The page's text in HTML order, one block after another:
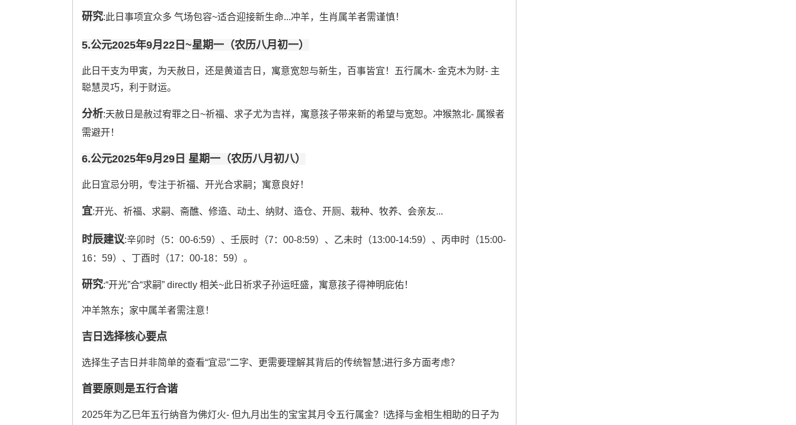
研究:此日事项宜众多 气场包容~适合迎接新生命...冲羊，生肖属羊者需谨慎！
5.公元2025年9月22日~星期一（农历八月初一）
此日干支为甲寅，为天赦日，还是黄道吉日，寓意宽恕与新生，百事皆宜！五行属木- 金克木为财- 主
聪慧灵巧，利于财运。
分析:天赦日是赦过宥罪之日~祈福、求子尤为吉祥，寓意孩子带来新的希望与宽恕。冲猴煞北- 属猴者
需避开！
6.公元2025年9月29日 星期一（农历八月初八）
此日宜忌分明，专注于祈福、开光合求嗣；寓意良好！
宜:开光、祈福、求嗣、斋醮、修造、动土、纳财、造仓、开厕、栽种、牧养、会亲友...
时辰建议:辛卯时（5：00-6:59）、壬辰时（7：00-8:59）、乙未时（13:00-14:59）、丙申时（15:00-
16：59）、丁酉时（17：00-18：59）。
研究:“开光”合“求嗣” directly 相关~此日祈求子孙运旺盛，寓意孩子得神明庇佑！
冲羊煞东；家中属羊者需注意！
吉日选择核心要点
选择生子吉日并非简单的查看“宜忌”二字、更需要理解其背后的传统智慧;进行多方面考虑？
首要原则是五行合谐
2025年为乙巳年五行纳音为佛灯火- 但九月出生的宝宝其月令五行属金？!选择与金相生相助的日子为